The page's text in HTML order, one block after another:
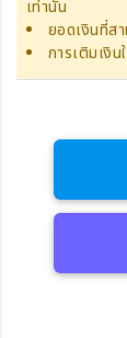
เท่านั้น
ยอดเงินที่ส
การเติมเงิ